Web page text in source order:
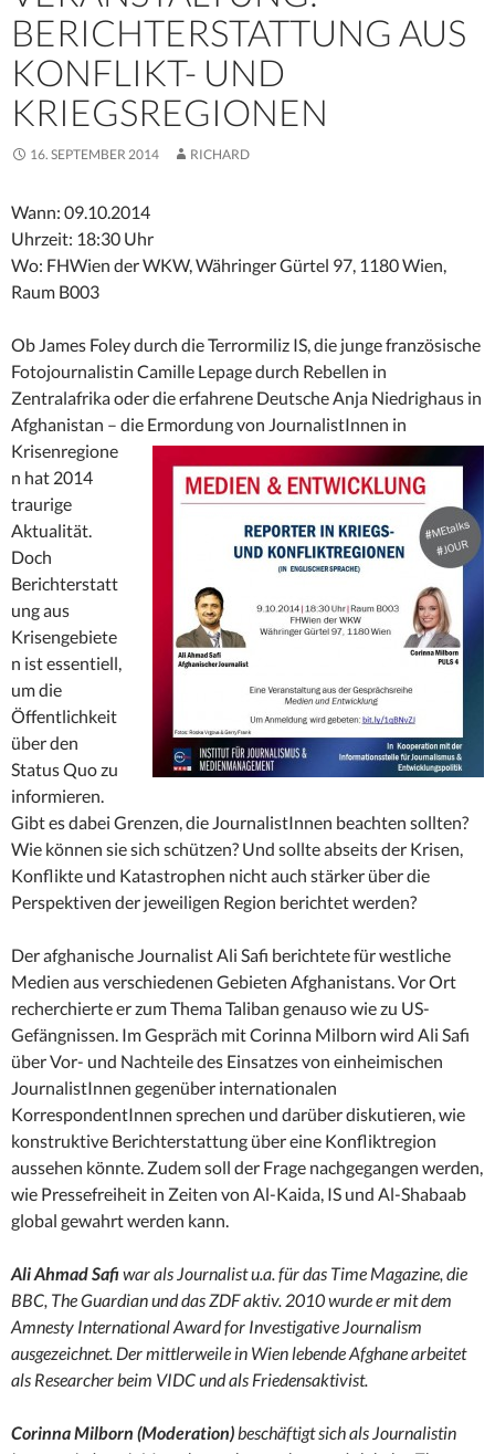
BERICHTERSTATTUNG AUS
KONFLIKT- UND
KRIEGSREGIONEN
16. SEPTEMBER 2014 RICHARD
Wann: 09.10.2014
Uhrzeit: 18:30 Uhr
Wo: FHWien der WKW, Währinger Gürtel 97, 1180 Wien,
Raum B003
Ob James Foley durch die Terrormiliz IS, die junge französische
Fotojournalistin Camille Lepage durch Rebellen in
Zentralafrika oder die erfahrene Deutsche Anja Niedrighaus in
Afghanistan – die Ermordung von JournalistInnen in
Krisenregione
n hat 2014
traurige
Aktualität.
Doch
Berichterstatt
ung aus
Krisengebiete
n ist essentiell,
um die
Öffentlichkeit
über den
Status Quo zu
informieren.
Gibt es dabei Grenzen, die JournalistInnen beachten sollten?
Wie können sie sich schützen? Und sollte abseits der Krisen,
Konflikte und Katastrophen nicht auch stärker über die
Perspektiven der jeweiligen Region berichtet werden?
Der afghanische Journalist Ali Safi berichtete für westliche
Medien aus verschiedenen Gebieten Afghanistans. Vor Ort
recherchierte er zum Thema Taliban genauso wie zu US-
Gefängnissen. Im Gespräch mit Corinna Milborn wird Ali Safi
über Vor- und Nachteile des Einsatzes von einheimischen
JournalistInnen gegenüber internationalen
KorrespondentInnen sprechen und darüber diskutieren, wie
konstruktive Berichterstattung über eine Konfliktregion
aussehen könnte. Zudem soll der Frage nachgegangen werden,
wie Pressefreiheit in Zeiten von Al-Kaida, IS und Al-Shabaab
global gewahrt werden kann.
Ali Ahmad Safiwar als Journalist u.a. für das Time Magazine, die
BBC, The Guardian und das ZDF aktiv. 2010 wurde er mit dem
Amnesty International Award for Investigative Journalism
ausgezeichnet. Der mittlerweile in Wien lebende Afghane arbeitet
als Researcher beim VIDC und als Friedensaktivist.
Corinna Milborn (Moderation)beschäftigt sich als Journalistin